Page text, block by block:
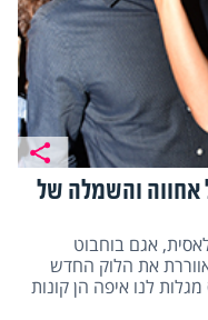
אחווה והשמלה של
אגם בוחבוט
את הלוק החדש
לנו איפה הן קונות